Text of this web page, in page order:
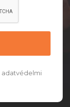
adatvédelmi